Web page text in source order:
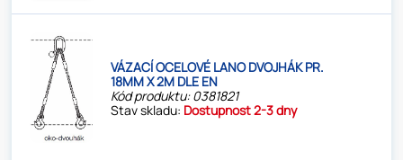
VÁZACÍ OCELOVÉ LANO DVOJHÁK PR.
18MM X 2M DLE EN
Kód produktu: 0381821
Stav skladu: Dostupnost 2-3 dny